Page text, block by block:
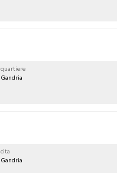
quartiere
Gandria
cita
Gandria